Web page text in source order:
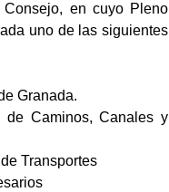
en cuyo Pleno
uno de las siguientes
Granada.
de Caminos, Canales y
Transportes